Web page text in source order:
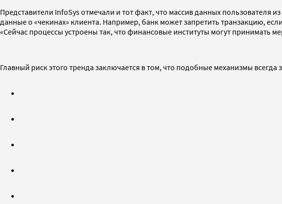
Представители InfoSys отмечали и тот факт, что массив данных пользователя
данные о «чекинах» клиента. Например, банк может запретить транзакцию,
«Сейчас процессы устроены так, что финансовые институты могут
Главный риск этого тренда заключается в том, что подобные механизмы